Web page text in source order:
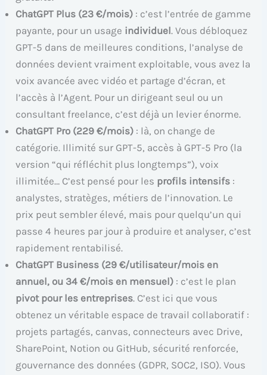
ChatGPT Plus (23 €/mois) : c’est l’entrée de gamme
payante, pour un usage individuel. Vous débloquez
GPT-5 dans de meilleures conditions, l’analyse de
données devient vraiment exploitable, vous avez la
voix avancée avec vidéo et partage d’écran, et
l’accès à l’Agent. Pour un dirigeant seul ou un
consultant freelance, c’est déjà un levier énorme.
ChatGPT Pro (229 €/mois) : là, on change de
catégorie. Illimité sur GPT-5, accès à GPT-5 Pro (la
version “qui réfléchit plus longtemps”), voix
illimitée… C’est pensé pour les profils intensifs :
analystes, stratèges, métiers de l’innovation. Le
prix peut sembler élevé, mais pour quelqu’un qui
passe 4 heures par jour à produire et analyser, c’est
rapidement rentabilisé.
ChatGPT Business (29 €/utilisateur/mois en
annuel, ou 34 €/mois en mensuel) : c’est le plan
pivot pour les entreprises. C’est ici que vous
obtenez un véritable espace de travail collaboratif :
projets partagés, canvas, connecteurs avec Drive,
SharePoint, Notion ou GitHub, sécurité renforcée,
gouvernance des données (GDPR, SOC2, ISO). Vous